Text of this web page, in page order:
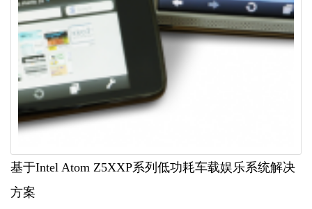
基于Intel Atom Z5XXP系列低功耗车载娱乐系统解决
方案